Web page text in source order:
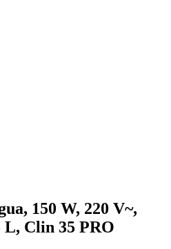
150 W, 220 V~,
L, Clin 35 PRO